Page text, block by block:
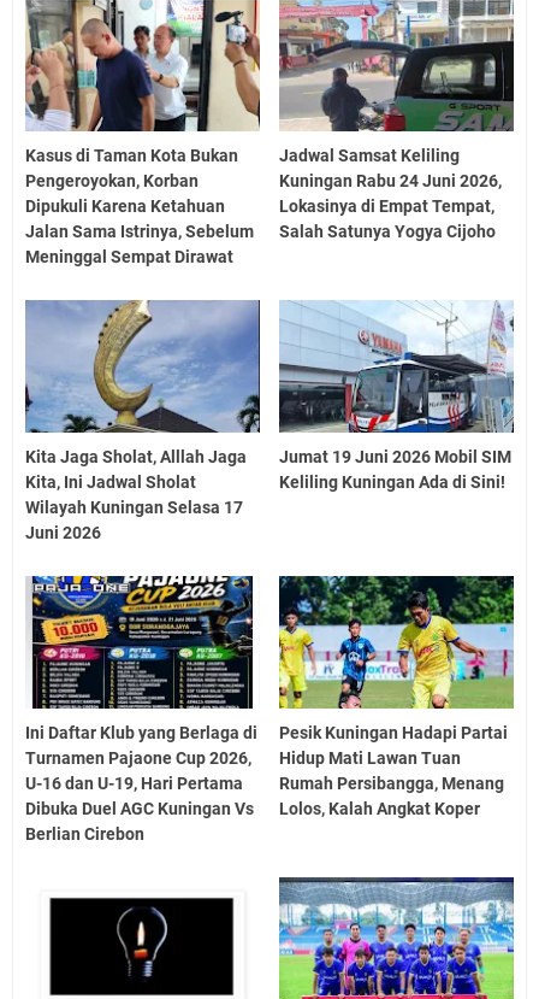
Kasus di Taman Kota Bukan
Pengeroyokan, Korban
Dipukuli Karena Ketahuan
Jalan Sama Istrinya, Sebelum
Meninggal Sempat Dirawat
Jadwal Samsat Keliling
Kuningan Rabu 24 Juni 2026,
Lokasinya di Empat Tempat,
Salah Satunya Yogya Cijoho
Kita Jaga Sholat, Alllah Jaga
Kita, Ini Jadwal Sholat
Wilayah Kuningan Selasa 17
Juni 2026
Jumat 19 Juni 2026 Mobil SIM
Keliling Kuningan Ada di Sini!
Ini Daftar Klub yang Berlaga di
Turnamen Pajaone Cup 2026,
U-16 dan U-19, Hari Pertama
Dibuka Duel AGC Kuningan Vs
Berlian Cirebon
Pesik Kuningan Hadapi Partai
Hidup Mati Lawan Tuan
Rumah Persibangga, Menang
Lolos, Kalah Angkat Koper